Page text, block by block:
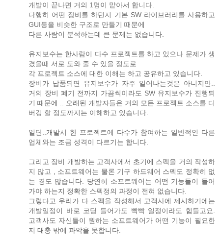
개발이 끝나면 거의 1명이 맡아서 합니다.
다행히 어떤 장비를 하던지 기본 SW 라이브러리를 사용하고
GUI등을 비슷한 구조로 만들기 때문에
다른 사람이 분석하는데 큰 문제는 없습니다.
유지보수는 한사람이 다수 프로젝트를 하고 있으나 문제가 생
겼을때 서로 도와 줄 수 있을 정도로
각 프로젝트 소스에 대한 이해는 하고 공유하고 있습니다.
장비가 납품되면 유지보수가 자주 일어나는것은 아니지만..
거의 장비 폐기 전까지 가끔씩이라도 SW 유지보수가 진행되
기 때문에 .. 오래된 개발자들은 거의 모든 프로젝트 소스를 디
버깅 할 정도까지는 이해하고 있습니다.
일단..개발시 한 프로젝트에 다수가 참여하는 일반적인 다른
업체와는 조금 성격이 다르기는 합니다.
그리고 장비 개발하는 고객사에서 초기에 스펙을 거의 작성하
지 않고 , 소프트웨어는 물론 기구 하드웨어 스펙도 정확히 없
는 경도 많습니다. 당연히 소프트웨어는 어떤 기능들이 들어
가야 하는지 정확한 스펙정의 과정이 전혀 없습니다.
그렇다고 우리가 다 스펙을 작성해서 고객사에 제시하기에는
개발일정이 바로 코딩 들어가도 빡빡 일정이라도 힘들고요.
고객사도 자신들이 원하는 소프트웨어가 어떤 기능이 필요한
지 대충 밖에 파악을 못합니다.